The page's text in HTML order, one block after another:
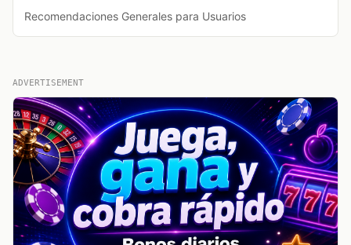
Recomendaciones Generales para Usuarios
ADVERTISEMENT